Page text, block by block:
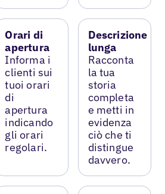
Orari di
apertura
Informa i
clienti sui
tuoi orari
di
apertura
indicando
gli orari
regolari.
Descrizione
lunga
Racconta
la tua
storia
completa
e metti in
evidenza
ciò che ti
distingue
davvero.